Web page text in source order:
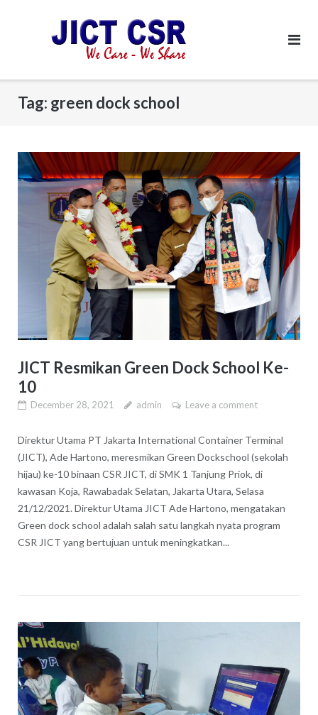
Tag: green dock school
JICT Resmikan Green Dock School Ke-
10
December 28, 2021 admin Leave a comment
Direktur Utama PT Jakarta International Container Terminal
(JICT), Ade Hartono, meresmikan Green Dockschool (sekolah
hijau) ke-10 binaan CSR JICT, di SMK 1 Tanjung Priok, di
kawasan Koja, Rawabadak Selatan, Jakarta Utara, Selasa
21/12/2021. Direktur Utama JICT Ade Hartono, mengatakan
Green dock school adalah salah satu langkah nyata program
CSR JICT yang bertujuan untuk meningkatkan...